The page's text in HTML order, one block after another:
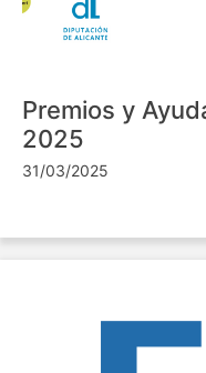
Premios y
2025
31/03/2025